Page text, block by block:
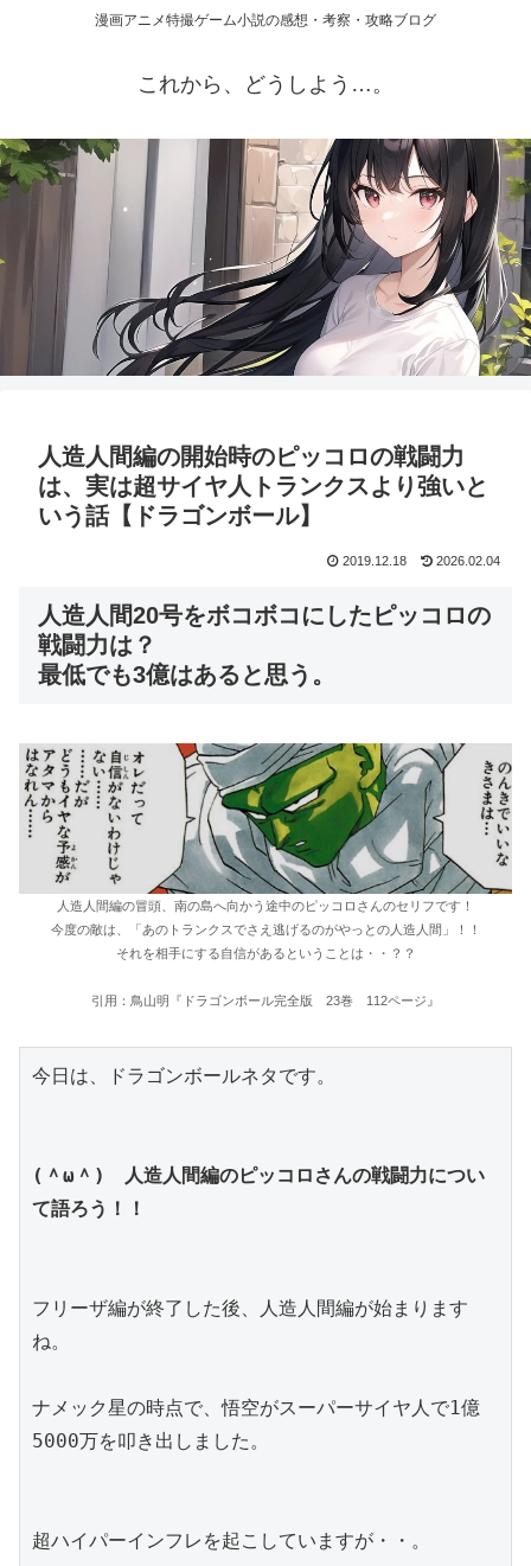
漫画アニメ特撮ゲーム小説の感想・考察・攻略ブログ
これから、どうしよう…。
人造人間編の開始時のピッコロの戦闘力
は、実は超サイヤ人トランクスより強いと
いう話【ドラゴンボール】
2019.12.18 2026.02.04
人造人間20号をボコボコにしたピッコロの
戦闘力は？
最低でも3億はあると思う。
人造人間編の冒頭、南の島へ向かう途中のピッコロさんのセリフです！
今度の敵は、「あのトランクスでさえ逃げるのがやっとの人造人間」！！
それを相手にする自信があるということは・・？？
引用：鳥山明『ドラゴンボール完全版 23巻 112ページ』
今日は、ドラゴンボールネタです。
(＾ω＾)　人造人間編のピッコロさんの戦闘力につい
て語ろう！！
フリーザ編が終了した後、人造人間編が始まります
ね。
ナメック星の時点で、悟空がスーパーサイヤ人で1億
5000万を叩き出しました。
超ハイパーインフレを起こしていますが・・。